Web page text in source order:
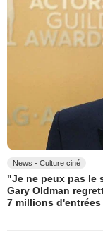
News - Culture ciné
"Je ne peux pas le
Gary Oldman
7 millions d'entrées